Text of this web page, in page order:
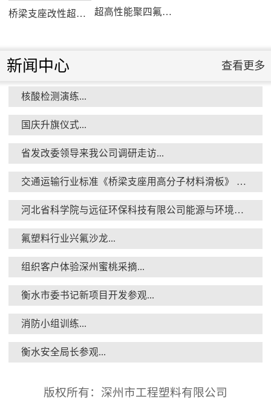
消防小组训练...
衡水安全局长参观...
桥梁支座改性超高分子量聚乙烯滑板 超高性能聚四氟乙烯滑板
新闻中心 查看更多
核酸检测演练...
国庆升旗仪式...
省发改委领导来我公司调研走访...
交通运输行业标准《桥梁支座用高分子材料滑板》 送审稿审查会在京召开...
河北省科学院与远征环保科技有限公司能源与环境新材料成果转化基地签约暨揭牌仪式...
氟塑料行业兴氟沙龙...
组织客户体验深州蜜桃采摘...
衡水市委书记新项目开发参观...
消防小组训练...
衡水安全局长参观...
版权所有：深州市工程塑料有限公司